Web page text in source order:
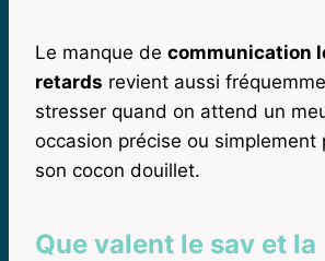
Le manque de communication
retards revient aussi
stresser quand on attend un
occasion précise ou simplement
son cocon douillet.
Que valent le sav et la